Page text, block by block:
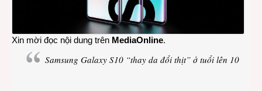
Xin mời đọc nội dung trên MediaOnline.
Samsung Galaxy S10 “thay da đổi thịt” ở tuổi lên 10